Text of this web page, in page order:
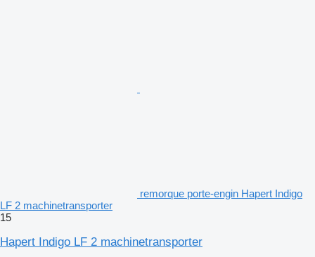
remorque porte-engin Hapert Indigo
LF 2 machinetransporter
15
Hapert Indigo LF 2 machinetransporter